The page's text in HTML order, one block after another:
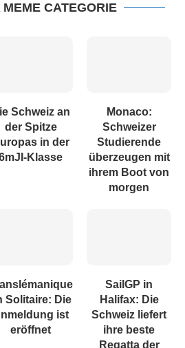
CATEGORIE
Schweiz an
der Spitze
in der
Klasse
Monaco:
Schweizer
Studierende
überzeugen mit
ihrem Boot von
morgen
Solitaire: Die
ist
eröffnet
SailGP in
Halifax: Die
Schweiz liefert
ihre beste
Regatta der